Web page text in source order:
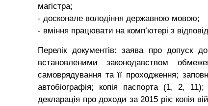
магістра;
- досконале володіння державною мовою;
- вміння працювати на комп’ютері з
Перелік документів: заява про допуск
встановленими законодавством
самоврядування та її проходження;
автобіографія; копія паспорта (1, 2, 11);
декларація про доходи за 2015 рік; копія